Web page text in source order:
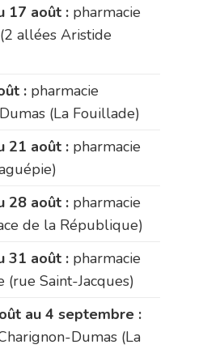
17 août : pharmacie
allées Aristide
: pharmacie
(La Fouillade)
21 août : pharmacie
28 août : pharmacie
de la République)
31 août : pharmacie
(rue Saint-Jacques)
au 4 septembre :
Dumas (La